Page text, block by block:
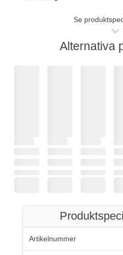
Se
Alternativa
Artikelnummer